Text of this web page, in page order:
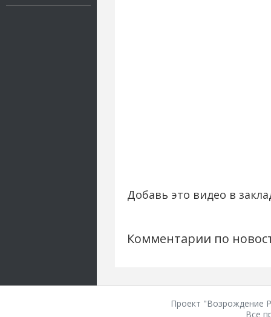
Добавь это видео в
Комментарии по
Проект "Возрождение
Все